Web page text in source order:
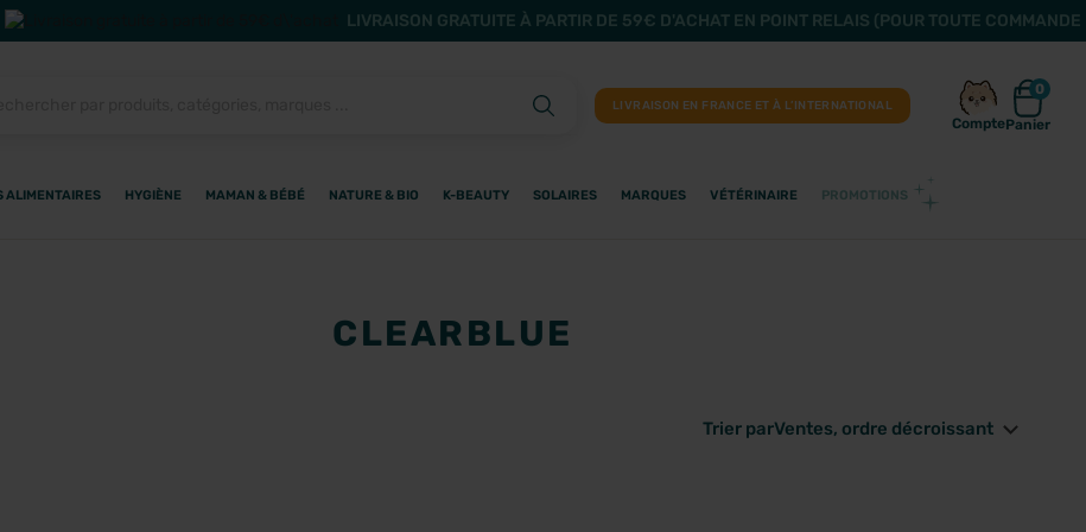
LIVRAISON GRATUITE À PARTIR DE 59€ D'ACHAT EN POINT RELAIS (POUR TOUTE
LIVRAISON EN FRANCE ET À L’INTERNATIONAL
Compte
0
Panier
ALIMENTAIRES HYGIÈNE MAMAN & BÉBÉ NATURE & BIO K-BEAUTY SOLAIRES MARQUES VÉTÉRINAIRE PROMOTIONS
CLEARBLUE
Trier parVentes, ordre décroissant